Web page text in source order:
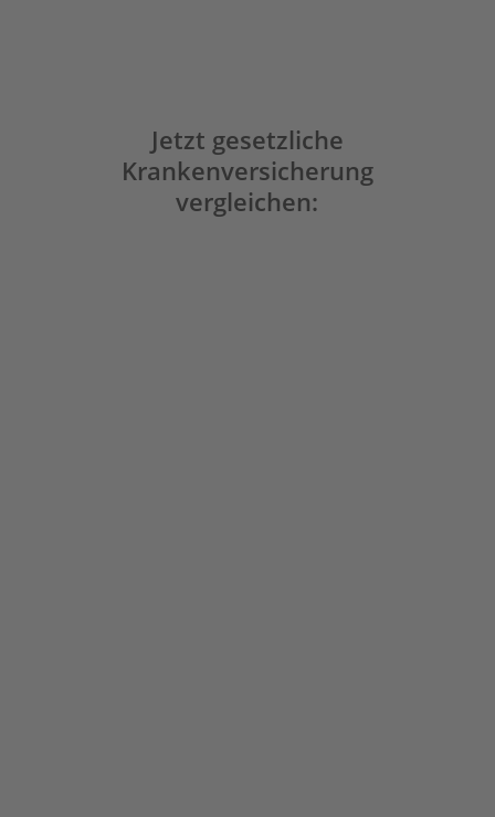
Jetzt gesetzliche
Krankenversicherung
vergleichen: